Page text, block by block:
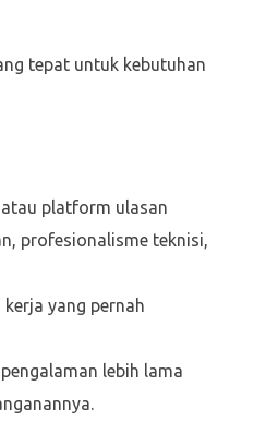
tepat untuk kebutuhan
platform ulasan
profesionalisme teknisi,
yang pernah
lebih lama